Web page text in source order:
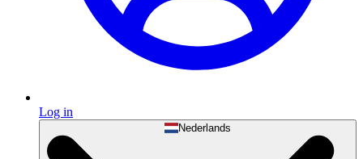
Log in
Nederlands